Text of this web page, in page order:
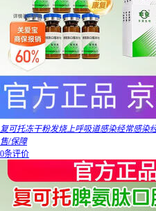
复可托冻干粉发烧上呼吸道感染经常感染
售/保障
0条评价